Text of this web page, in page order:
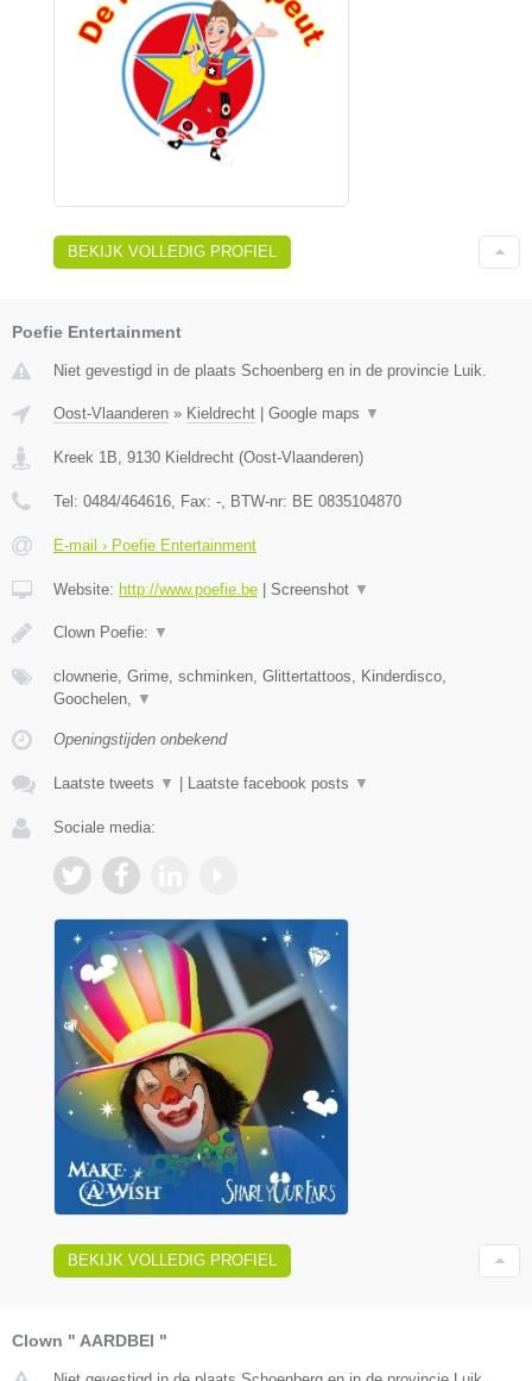
BEKIJK VOLLEDIG PROFIEL
Poefie Entertainment
Niet gevestigd in de plaats Schoenberg en in de provincie Luik.
Oost-Vlaanderen » Kieldrecht | Google maps ▼
Kreek 1B 9130 Kieldrecht (Oost-Vlaanderen)
Tel: 0484/464616 , Fax: - , BTW-nr: BE 0835104870
E-mail › Poefie Entertainment
Website: http://www.poefie.be | Screenshot ▼
Clown Poefie: ▼
clownerie, Grime, schminken, Glittertattoos, Kinderdisco,
Goochelen,
▼
Openingstijden onbekend
Laatste tweets ▼ | Laatste facebook posts ▼
Sociale media:
BEKIJK VOLLEDIG PROFIEL
Clown " AARDBEI "